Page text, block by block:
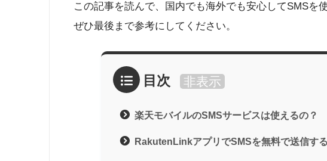
この記事を読んで、国内でも海外でも安心してSMSを
ぜひ最後まで参考にしてください。
目次 非表示
楽天モバイルのSMSサービスは使えるの？
RakutenLinkアプリでSMSを無料で送信す